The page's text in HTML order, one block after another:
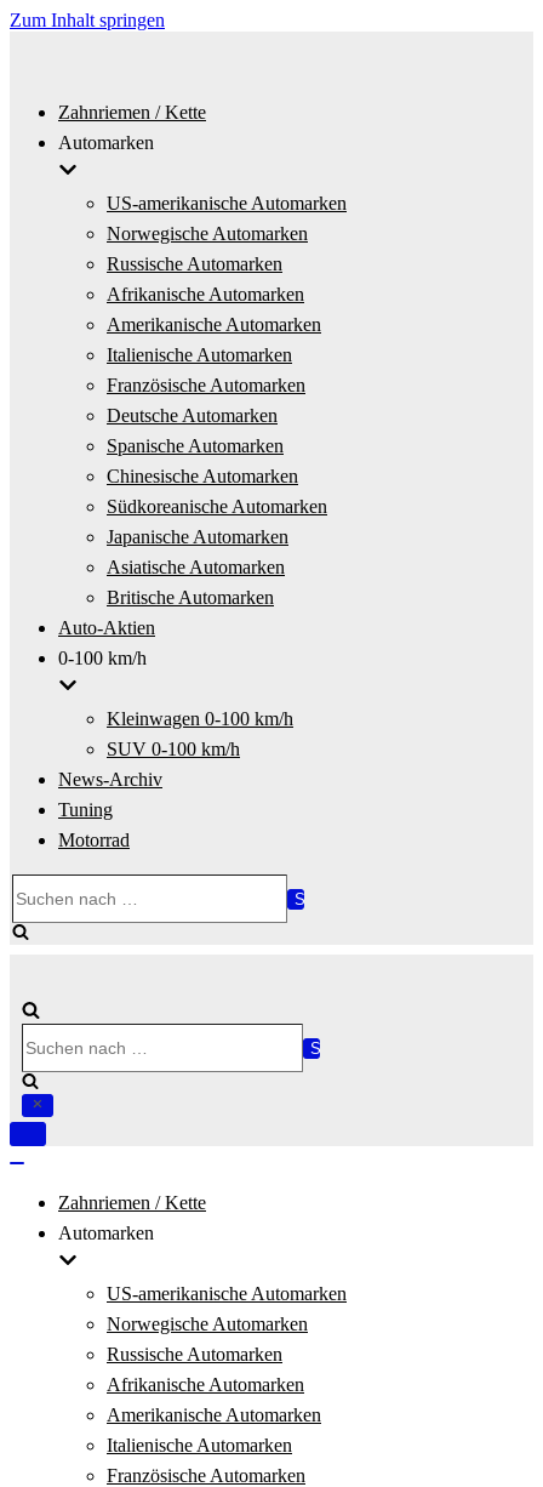
Zum Inhalt springen
Zahnriemen / Kette
Automarken
US-amerikanische Automarken
Norwegische Automarken
Russische Automarken
Afrikanische Automarken
Amerikanische Automarken
Italienische Automarken
Französische Automarken
Deutsche Automarken
Spanische Automarken
Chinesische Automarken
Südkoreanische Automarken
Japanische Automarken
Asiatische Automarken
Britische Automarken
Auto-Aktien
0-100 km/h
Kleinwagen 0-100 km/h
SUV 0-100 km/h
News-Archiv
Tuning
Motorrad
nach …
nach …
Navigation
Zahnriemen / Kette
Automarken
US-amerikanische Automarken
Norwegische Automarken
Russische Automarken
Afrikanische Automarken
Amerikanische Automarken
Italienische Automarken
Französische Automarken